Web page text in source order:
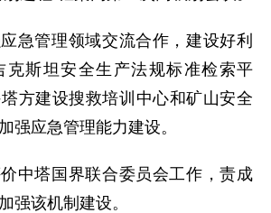
急管理领域交流合作，建设好利
克斯坦安全生产法规标准检索平
方建设搜救培训中心和矿山安全
强应急管理能力建设。
中塔国界联合委员会工作，责成
强该机制建设。